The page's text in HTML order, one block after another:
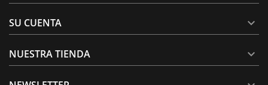
SU CUENTA 
NUESTRA TIENDA 